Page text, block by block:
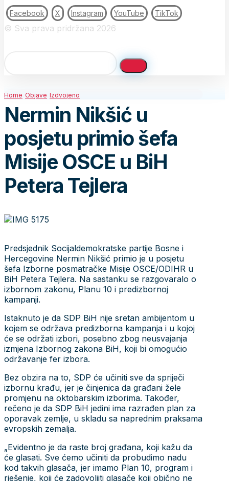
Facebook X Instagram YouTube TikTok
© Sva prava pridržana 2026
Home Objave Izdvojeno
Nermin Nikšić u
posjetu primio šefa
Misije OSCE u BiH
Petera Tejlera
Predsjednik Socijaldemokratske partije Bosne i
Hercegovine Nermin Nikšić primio je u posjetu
šefa Izborne posmatračke Misije OSCE/ODIHR u
BiH Petera Tejlera. Na sastanku se razgovaralo o
izbornom zakonu, Planu 10 i predizbornoj
kampanji.
Istaknuto je da SDP BiH nije sretan ambijentom u
kojem se održava predizborna kampanja i u kojoj
će se održati izbori, posebno zbog neusvajanja
izmjena Izbornog zakona BiH, koji bi omogućio
održavanje fer izbora.
Bez obzira na to, SDP će učiniti sve da spriječi
izbornu krađu, jer je činjenica da građani žele
promjenu na oktobarskim izborima. Također,
rečeno je da SDP BiH jedini ima razrađen plan za
oporavak zemlje, u skladu sa naprednim praksama
evropskih zemalja.
„Evidentno je da raste broj građana, koji kažu da
će glasati. Sve ćemo učiniti da probudimo nadu
kod takvih glasača, jer imamo Plan 10, program i
rješenje, koji će zadovoljiti glasače koji obično ne